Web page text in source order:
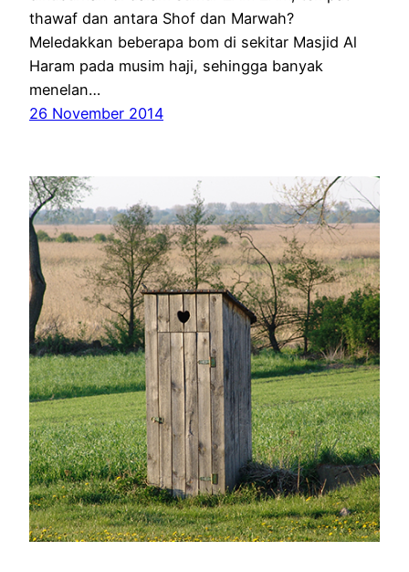
thawaf dan antara Shof dan Marwah?
Meledakkan beberapa bom di sekitar Masjid Al
Haram pada musim haji, sehingga banyak
menelan…
26 November 2014